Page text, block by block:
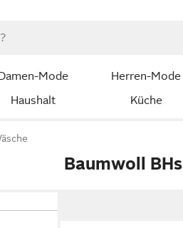
Mode Herren-Mode
Haushalt Küche
Baumwoll BHs